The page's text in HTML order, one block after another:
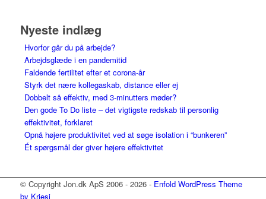
Nyeste indlæg
Hvorfor går du på arbejde?
Arbejdsglæde i en pandemitid
Faldende fertilitet efter et corona-år
Styrk det nære kollegaskab, distance eller ej
Dobbelt så effektiv, med 3-minutters møder?
Den gode To Do liste – det vigtigste redskab til personlig
effektivitet, forklaret
Opnå højere produktivitet ved at søge isolation i “bunkeren”
Ét spørgsmål der giver højere effektivitet
© Copyright Jon.dk ApS 2006 - 2026 - Enfold WordPress Theme
by Kriesi